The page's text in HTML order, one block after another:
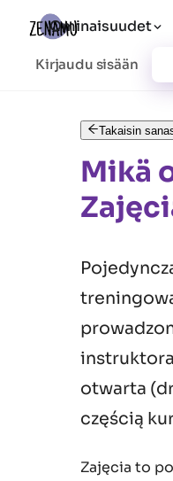
Ominaisuudet
Kirjaudu sisään
Takaisin
Mikä
otwarta
częścią
Zajęcia to